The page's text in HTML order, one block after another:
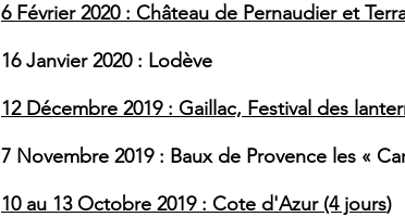
6 Février 2020 : Château de Pernaudier et
16 Janvier 2020 : Lodève
12 Décembre 2019 : Gaillac, Festival des
7 Novembre 2019 : Baux de Provence les «
10 au 13 Octobre 2019 : Cote d'Azur (4 jours)